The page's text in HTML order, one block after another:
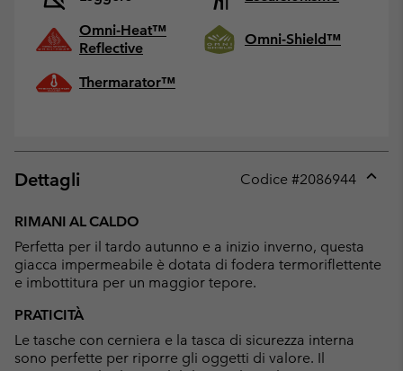
Omni-Heat™
Reflective
Omni-Shield™
Thermarator™
Dettagli Codice #2086944
RIMANI AL CALDO
Perfetta per il tardo autunno e a inizio inverno, questa
giacca impermeabile è dotata di fodera termoriflettente
e imbottitura per un maggior tepore.
PRATICITÀ
Le tasche con cerniera e la tasca di sicurezza interna
sono perfette per riporre gli oggetti di valore. Il